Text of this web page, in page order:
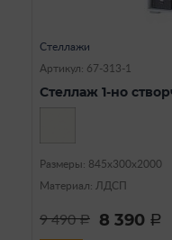
Стеллажи
Артикул: 67-313-1
Стеллаж 1-но
Размеры: 845х300х2000
Материал: ЛДСП
9 490a 8 390 a